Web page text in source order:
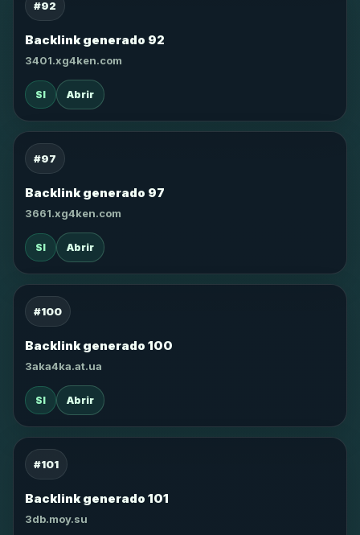
#92
Backlink generado 92
3401.xg4ken.com
SI Abrir
#97
Backlink generado 97
3661.xg4ken.com
SI Abrir
#100
Backlink generado 100
3aka4ka.at.ua
SI Abrir
#101
Backlink generado 101
3db.moy.su